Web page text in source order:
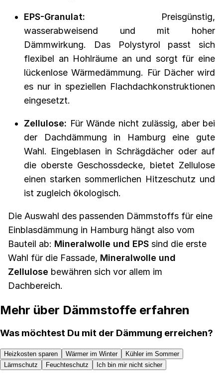
EPS-Granulat: Preisgünstig,
wasserabweisend und mit hoher
Dämmwirkung. Das Polystyrol passt sich
flexibel an Hohlräume an und sorgt für eine
lückenlose Wärmedämmung. Für Dächer wird
es nur in speziellen Flachdachkonstruktionen
eingesetzt.
Zellulose: Für Wände nicht zulässig, aber bei
der Dachdämmung in Hamburg eine gute
Wahl. Eingeblasen in Schrägdächer oder auf
die oberste Geschossdecke, bietet Zellulose
einen starken sommerlichen Hitzeschutz und
ist zugleich ökologisch.
Die Auswahl des passenden Dämmstoffs für eine
Einblasdämmung in Hamburg hängt also vom
Bauteil ab: Mineralwolle und EPS sind die erste
Wahl für die Fassade, Mineralwolle und
Zellulose bewähren sich vor allem im
Dachbereich.
Mehr über Dämmstoffe erfahren
Was möchtest Du mit der Dämmung erreichen?
Heizkosten sparen Wärmer im Winter
Kühler im Sommer
Lärmschutz
Feuchteschutz Ich bin mir nicht sicher